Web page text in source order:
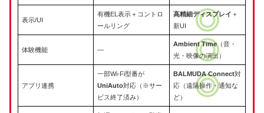
表示/UI
有機EL表示＋コントロ
ールリング
高精細ディスプレイ ＋
新UI
体験機能 ―
Ambient Time（音・
光・映像の演出）
アプリ連携
一部Wi-Fi型番が
UniAuto対応（※サー
ビス終了済み）
BALMUDA Connect対
応（遠隔操作・通知な
ど）